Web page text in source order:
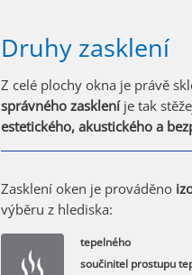
Druhy zasklení
Z celé plochy okna je právě
správného zaskleníje tak
estetického, akustického a
Zasklení oken je prováděno
výběru z hlediska:
tepelného
součinitel prostupu